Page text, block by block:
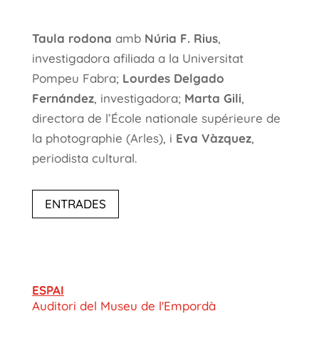
Taula rodona amb Núria F. Rius,
investigadora afiliada a la Universitat
Pompeu Fabra; Lourdes Delgado
Fernández, investigadora; Marta Gili,
directora de l’École nationale supérieure de
la photographie (Arles), i Eva Vàzquez,
periodista cultural.
ENTRADES
ESPAI
Auditori del Museu de l'Empordà